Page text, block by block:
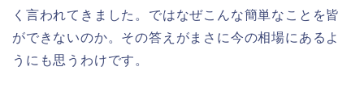
く言われてきました。ではなぜこんな簡単なことを皆
ができないのか。その答えがまさに今の相場にあるよ
うにも思うわけです。